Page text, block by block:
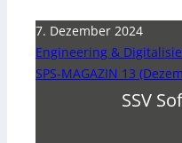
7. Dezember 2024
Engineering &
SPS-MAGAZIN 13
SSV